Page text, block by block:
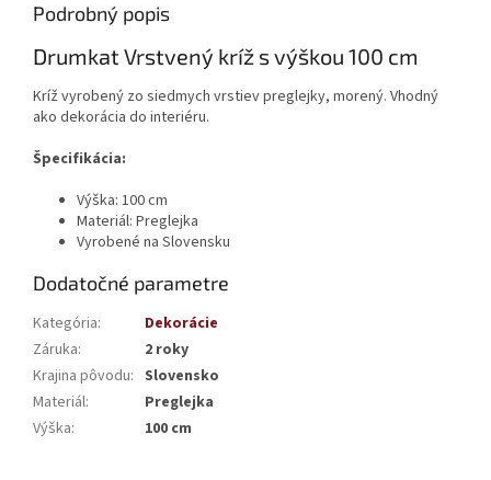
Podrobný popis
Drumkat Vrstvený kríž s výškou 100 cm
Kríž vyrobený zo siedmych vrstiev preglejky, morený. Vhodný
ako dekorácia do interiéru.
Špecifikácia:
Výška: 100 cm
Materiál: Preglejka
Vyrobené na Slovensku
Dodatočné parametre
Kategória:
Dekorácie
Záruka:
2 roky
Krajina pôvodu: Slovensko
Materiál:
Preglejka
Výška: 100 cm